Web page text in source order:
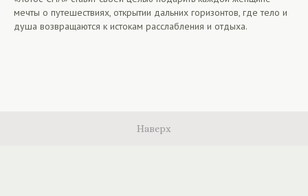
мечты о путешествиях, открытии дальних горизонтов, где тело и
душа возвращаются к истокам расслабления и отдыха.
Наверх